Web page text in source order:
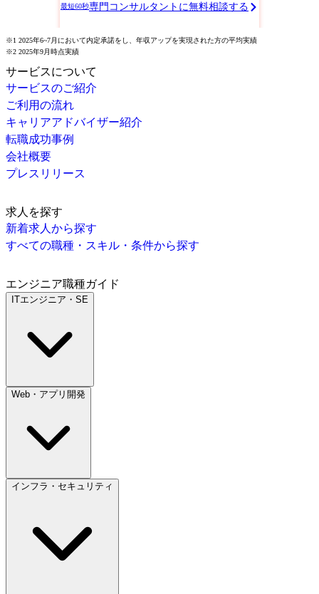
最短60秒専門コンサルタントに無料相談する
※1 2025年6~7月において内定承諾をし、年収アップを実現された方の平均実績
※2 2025年9月時点実績
サービスについて
サービスのご紹介
ご利用の流れ
キャリアアドバイザー紹介
転職成功事例
会社概要
プレスリリース
求人を探す
新着求人から探す
すべての職種・スキル・条件から探す
エンジニア職種ガイド
ITエンジニア・SE
Web・アプリ開発
インフラ・セキュリティ